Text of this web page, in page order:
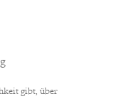
gibt, über